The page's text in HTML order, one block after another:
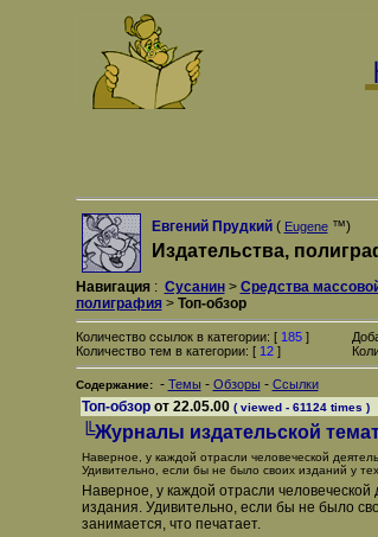
Евгений Прудкий( Eugene™)
Издательства,
Навигация: Сусанин> Средства
полиграфия> Топ-обзор
Количество ссылок в категории: [ 185]
Количество тем в категории: [ 12]
Содержание: - Темы - Обзоры - Ссылки
Топ-обзор от 22.05.00 ( viewed - 61124 times )
╚Журналы издательской
Наверное, у каждой отрасли человеческой
Удивительно, если бы не было своих изданий у
Наверное, у каждой отрасли
издания. Удивительно, если бы не было
занимается, что печатает.